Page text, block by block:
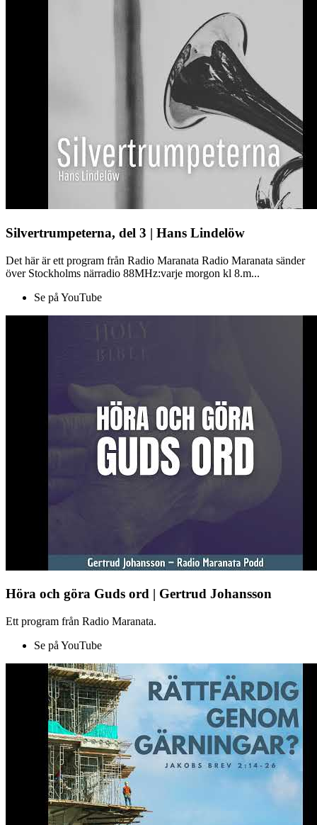
Silvertrumpeterna, del 3 | Hans Lindelöw
Det här är ett program från Radio Maranata Radio Maranata sänder
över Stockholms närradio 88MHz:varje morgon kl 8.m...
Se på YouTube
Höra och göra Guds ord | Gertrud Johansson
Ett program från Radio Maranata.
Se på YouTube